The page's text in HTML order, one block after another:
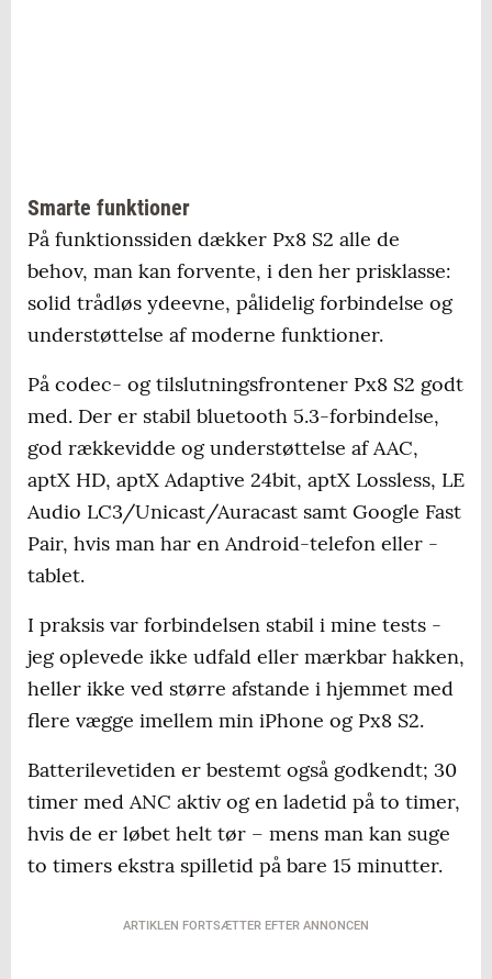
Smarte funktioner
På funktionssiden dækker Px8 S2 alle de
behov, man kan forvente, i den her prisklasse:
solid trådløs ydeevne, pålidelig forbindelse og
understøttelse af moderne funktioner.
På codec- og tilslutningsfrontener Px8 S2 godt
med. Der er stabil bluetooth 5.3-forbindelse,
god rækkevidde og understøttelse af AAC,
aptX HD, aptX Adaptive 24bit, aptX Lossless, LE
Audio LC3/Unicast/Auracast samt Google Fast
Pair, hvis man har en Android-telefon eller -
tablet.
I praksis var forbindelsen stabil i mine tests -
jeg oplevede ikke udfald eller mærkbar hakken,
heller ikke ved større afstande i hjemmet med
flere vægge imellem min iPhone og Px8 S2.
Batterilevetiden er bestemt også godkendt; 30
timer med ANC aktiv og en ladetid på to timer,
hvis de er løbet helt tør – mens man kan suge
to timers ekstra spilletid på bare 15 minutter.
ARTIKLEN FORTSÆTTER EFTER ANNONCEN